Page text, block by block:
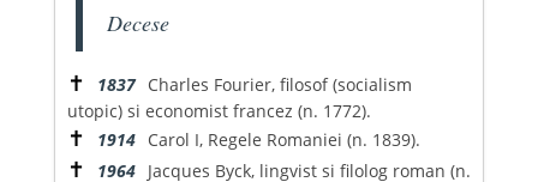
Decese
✝ 1837 Charles Fourier, filosof (socialism
utopic) si economist francez (n. 1772).
✝ 1914 Carol I, Regele Romaniei (n. 1839).
✝ 1964 Jacques Byck, lingvist si filolog roman (n.